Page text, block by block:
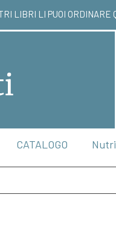
LIBRI LI PUOI
CATALOGO